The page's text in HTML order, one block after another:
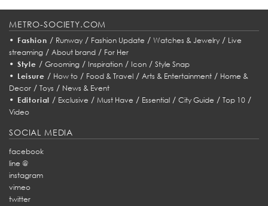
METRO-SOCIETY.COM
• Fashion / Runway/ Fashion Update / Watches & Jewelry/ Live
streaming / About brand / For Her
• Style / Grooming/ Inspiration/ Icon/ Style Snap
• Leisure / How to/ Food & Travel/ Arts & Entertainment/ Home &
Decor / Toys / News & Event
• Editorial / Exclusive /Must Have / Essential /City Guide /Top 10 /
Video
SOCIAL MEDIA
facebook
line @
instagram
vimeo
twitter